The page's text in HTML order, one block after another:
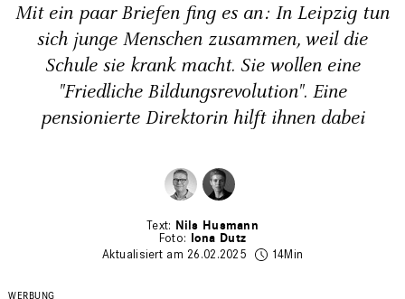
Mit ein paar Briefen fing es an: In Leipzig tun
sich junge Menschen zusammen, weil die
Schule sie krank macht. Sie wollen eine
"Friedliche Bildungsrevolution". Eine
pensionierte Direktorin hilft ihnen dabei
Nils Husmann
Iona Dutz
Aktualisiert am 26.02.2025
14Min